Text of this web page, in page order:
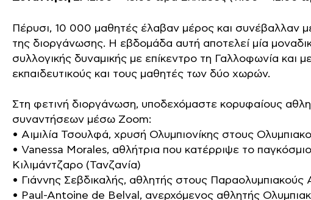
Πέρυσι, 10 000 μαθητές έλαβαν μέρος και συνέβαλλαν
της διοργάνωσης. Η εβδομάδα αυτή αποτελεί μία
συλλογικής δυναμικής με επίκεντρο τη Γαλλοφωνία και
εκπαιδευτικούς και τους μαθητές των δύο χωρών.
Στη φετινή διοργάνωση, υποδεχόμαστε κορυφαίους
συναντήσεων μέσω Zoom:
• Αιμιλία Τσουλφά, χρυσή Ολυμπιονίκης στους
• Vanessa Morales, αθλήτρια που κατέρριψε το
Κιλιμάντζαρο (Τανζανία)
• Γιάννης Σεβδικαλής, αθλητής στους
• Paul-Antoine de Belval, ανερχόμενος αθλητής